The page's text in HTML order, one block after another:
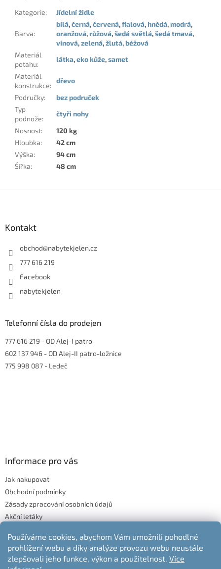
Používáme cookies, abychom Vám umožnili pohodlné
prohlížení webu a díky analýze provozu webu neustále
zlepšovali jeho funkce, výkon a použitelnost. Více
Kategorie: Jídelní židle
Barva:
bílá,černá,červená,fialová,hnědá,modrá,
oranžová,růžová,šedá světlá,šedá tmavá,
vínová,zelená,žlutá,béžová
Materiál
potahu:
látka,eko kůže,samet
Materiál
konstrukce:
dřevo
Područky:
bez područek
Typ
podnože:
čtyři nohy
Nosnost:
120 kg
Hloubka:
42 cm
Výška:
94 cm
Šířka: 48 cm
Kontakt
obchod@nabytekjelen.cz
777 616 219
Facebook
nabytekjelen
Telefonní čísla do prodejen
777 616 219 - OD Alej-I patro
602 137 946 - OD Alej-II patro-ložnice
775 998 087 - Ledeč
Informace pro vás
Jak nakupovat
Obchodní podmínky
Zásady zpracování osobních údajů
Akční letáky
Moje objednávka
Odstoupení od kupní smlouvy